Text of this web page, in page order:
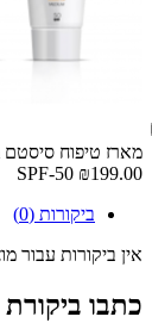
SPF-50 ₪199.00
ביקורות (0)
אין ביקורות עבור
כתבו ביקורת